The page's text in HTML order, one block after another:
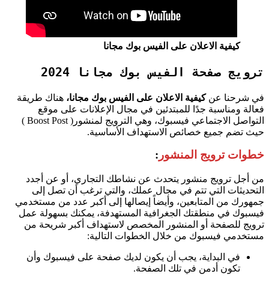
كيفية الاعلان على الفيس بوك مجانا
ترويج صفحة الفيس بوك مجانا 2024
في شرحنا عنكيفية الاعلان على الفيس بوك مجانا، هناك طريقة
فعالة ومناسبة جدًا للمبتدئين في مجال الإعلانات على موقع
التواصل الاجتماعي فيسبوك، وهي الترويج لمنشور( Boost Post )
حيث تضم جميع خصائص الاستهداف الأساسية.
خطوات ترويج المنشور :
من أجل ترويج منشور يتحدث عن نشاطك التجاري، أو عن أجدد
التحديثات التي تتم في مجال عملك، والتي ترغب أن تصل إلى
جمهورك من المتابعين، وأيضاً إيصالها إلى أكبر عدد من مستخدمي
فيسبوك في منطقتك الجغرافية المستهدفة، يمكنك بسهولة عمل
ترويج للصفحة أو المنشور المخصص لاستهداف أكبر شريحة من
مستخدمي فيسبوك من خلال الخطوات التالية:
في البداية، يجب أن يكون لديك صفحة على فيسبوك وأن
تكون أدمن في تلك الصفحة.